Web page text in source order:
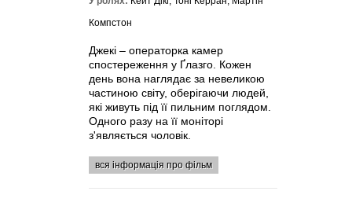
Компстон
Джекі – операторка камер
спостереження у Ґлазго. Кожен
день вона наглядає за невеликою
частиною світу, оберігаючи людей,
які живуть під її пильним поглядом.
Одного разу на її моніторі
з'являється чоловік.
вся інформація про фільм